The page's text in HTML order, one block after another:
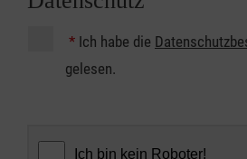
* Ich habe die
gelesen.